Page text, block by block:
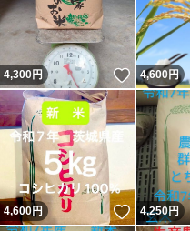
4,300円 いいね！
4,600円
4,600円 いいね！
4,250円